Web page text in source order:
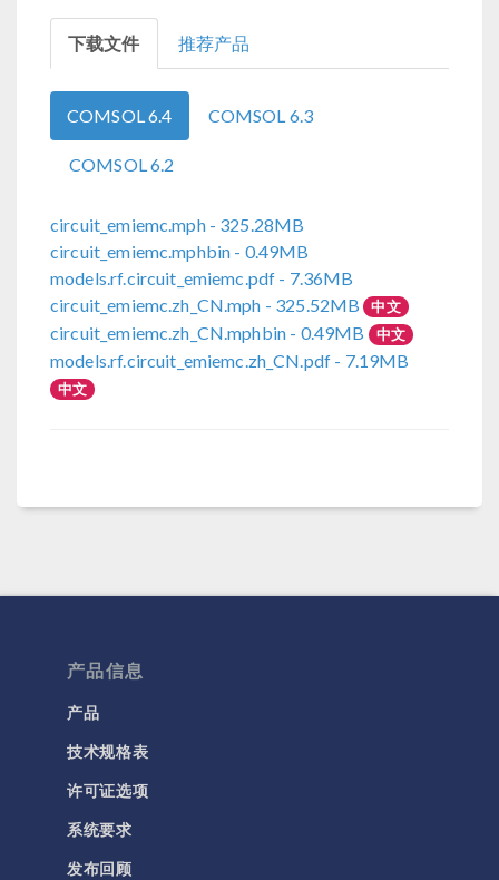
下载文件 推荐产品
COMSOL 6.4 COMSOL 6.3
COMSOL 6.2
circuit_emiemc.mph- 325.28MB
circuit_emiemc.mphbin - 0.49MB
models.rf.circuit_emiemc.pdf - 7.36MB
circuit_emiemc.zh_CN.mph - 325.52MB 中文
circuit_emiemc.zh_CN.mphbin - 0.49MB 中文
models.rf.circuit_emiemc.zh_CN.pdf - 7.19MB
中文
产品信息
产品
技术规格表
许可证选项
系统要求
发布回顾